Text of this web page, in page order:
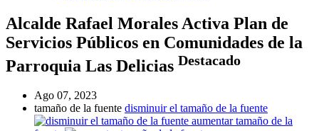
Alcalde Rafael Morales Activa Plan de
Servicios Públicos en Comunidades de la
Parroquia Las Delicias Destacado
Ago 07, 2023
tamaño de la fuente disminuir el tamaño de la fuente
aumentar tamaño de la